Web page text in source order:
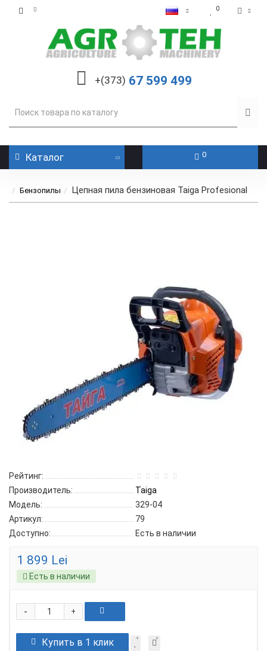
0
+(373) 67 599 499
Каталог 0
Бензопилы Цепная пила бензиновая Taiga Profesional
Рейтинг:
Производитель:
Taiga
Модель:
329-04
Артикул:
79
Доступно:
Есть в наличии
1 899 Lei
Есть в наличии
+
-
Купить в 1 клик